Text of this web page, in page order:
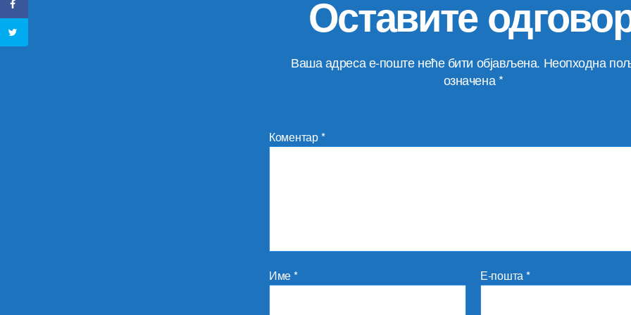
Оставите
Ваша адреса е-поште неће бити објављена. Неопходна
означена *
Коментар*
Име* Е-пошта*